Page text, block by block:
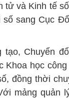
tử và Kinh tế
số sang Cục
Chuyển
Khoa học
đồng thời
mảng quản